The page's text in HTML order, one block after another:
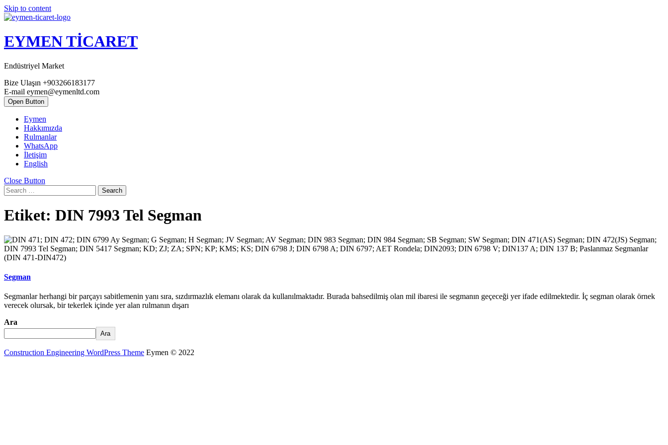
Skip to content
EYMEN TİCARET
Endüstriyel Market
Bize Ulaşın +903266183177
E-mail eymen@eymenltd.com
Open Button
Eymen
Hakkımızda
Rulmanlar
WhatsApp
İletişim
English
Close Button
Search
Etiket: DIN 7993 Tel Segman
Segman
Segmanlar herhangi bir parçayı sabitlemenin yanı sıra, sızdırmazlık elemanı olarak da kullanılmaktadır. Burada bahsedilmiş olan mil ibaresi ile segmanın geçeceği yer ifade edilmektedir. İç segman olarak örnek
verecek olursak, bir tekerlek içinde yer alan rulmanın dışarı
Ara
Ara
Construction Engineering WordPress Theme Eymen © 2022